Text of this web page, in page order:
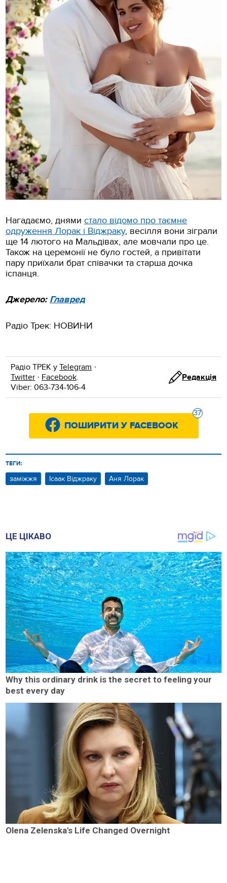
Нагадаємо, днямистало відомо про таємне
одруження Лорак і Віджраку, весілля вони зіграли
ще 14 лютого на Мальдівах, але мовчали про це.
Також на церемонії не було гостей, а привітати
пару приїхали брат співачки та старша дочка
іспанця.
Джерело:Главред
Радіо Трек: НОВИНИ
Радіо ТРЕК уTelegram ·
Twitter · Facebook.
Viber: 063-734-106-4
Редакція
37
ПОШИРИТИ У FACEBOOK
ТЕГИ:
заміжжя Ісаак Віджраку Аня Лорак
ЦЕ ЦІКАВО
Why this ordinary drink is the secret to feeling your
best every day
Olena Zelenska's Life Changed Overnight